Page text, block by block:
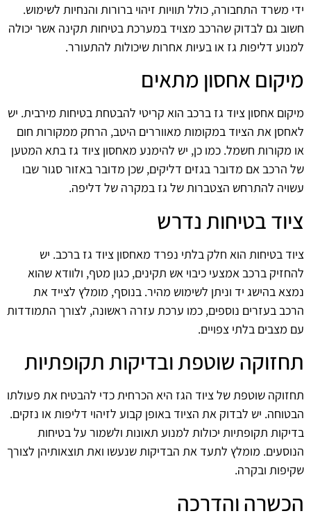
ידי משרד התחבורה, כולל תוויות זיהוי ברורות והנחיות לשימוש.
חשוב גם לבדוק שהרכב מצויד במערכת בטיחות תקינה אשר יכולה
למנוע דליפות גז או בעיות אחרות שיכולות להתעורר.
מיקום אחסון מתאים
מיקום אחסון ציוד גז ברכב הוא קריטי להבטחת בטיחות מירבית. יש
לאחסן את הציוד במקומות מאווררים היטב, הרחק ממקורות חום
או מקורות חשמל. כמו כן, יש להימנע מאחסון ציוד גז בתא המטען
של הרכב אם מדובר בגזים דליקים, שכן מדובר באזור סגור שבו
עשויה להתרחש הצטברות של גז במקרה של דליפה.
ציוד בטיחות נדרש
ציוד בטיחות הוא חלק בלתי נפרד מאחסון ציוד גז ברכב. יש
להחזיק ברכב אמצעי כיבוי אש תקינים, כגון מטף, ולוודא שהוא
נמצא בהישג יד וניתן לשימוש מהיר. בנוסף, מומלץ לצייד את
הרכב בעזרים נוספים, כמו ערכת עזרה ראשונה, לצורך התמודדות
עם מצבים בלתי צפויים.
תחזוקה שוטפת ובדיקות תקופתיות
תחזוקה שוטפת של ציוד הגז היא הכרחית כדי להבטיח את פעולתו
הבטוחה. יש לבדוק את הציוד באופן קבוע לזיהוי דליפות או נזקים.
בדיקות תקופתיות יכולות למנוע תאונות ולשמור על בטיחות
הנוסעים. מומלץ לתעד את הבדיקות שנעשו ואת תוצאותיהן לצורך
שקיפות ובקרה.
הכשרה והדרכה